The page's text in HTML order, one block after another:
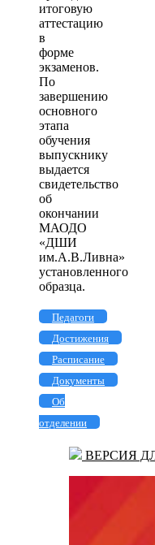
итоговую
аттестацию
в
форме
экзаменов.
По
завершению
основного
этапа
обучения
выпускнику
выдается
свидетельство
об
окончании
МАОДО
«ДШИ
им.А.В.Ливна»
установленного
образца.
Педагоги
Достижения
Расписание
Документы
Об
отделении
ВЕРСИЯ